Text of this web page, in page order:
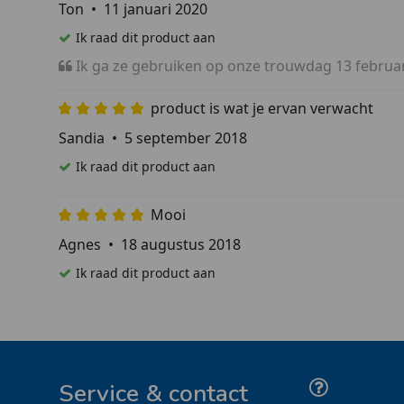
Ton • 11 januari 2020
Ik raad dit product aan
Ik ga ze gebruiken op onze trouwdag 13
product is wat je ervan verwacht
Sandia • 5 september 2018
Ik raad dit product aan
Mooi
Agnes • 18 augustus 2018
Ik raad dit product aan
Service & contact